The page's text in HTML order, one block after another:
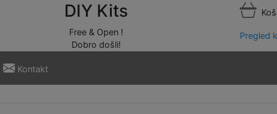
DIY Kits
Free & Open !
Dobro došli!
Pregled
Kontakt